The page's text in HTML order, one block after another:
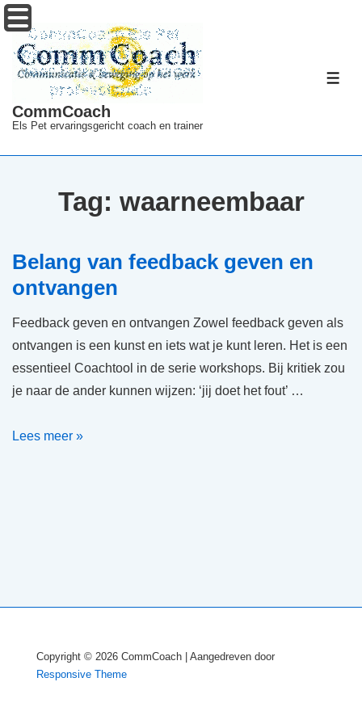
↓
Doorgaan
naar
hoofdinhoud
CommCoach
Els Pet ervaringsgericht coach en trainer
Tag: waarneembaar
Belang van feedback geven en
ontvangen
Feedback geven en ontvangen Zowel feedback geven als
ontvangen is een kunst en iets wat je kunt leren. Het is een
essentieel Coachtool in de serie workshops. Bij kritiek zou
je naar de ander kunnen wijzen: ‘jij doet het fout’ …
Belang
Lees meer »
Copyright © 2026 CommCoach
| Aangedreven door
Responsive Theme